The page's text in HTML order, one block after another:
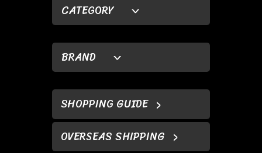
CATEGORY
BRAND
SHOPPING GUIDE
OVERSEAS SHIPPING